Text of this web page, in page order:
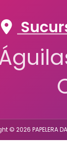
© 2026 PAPELERA